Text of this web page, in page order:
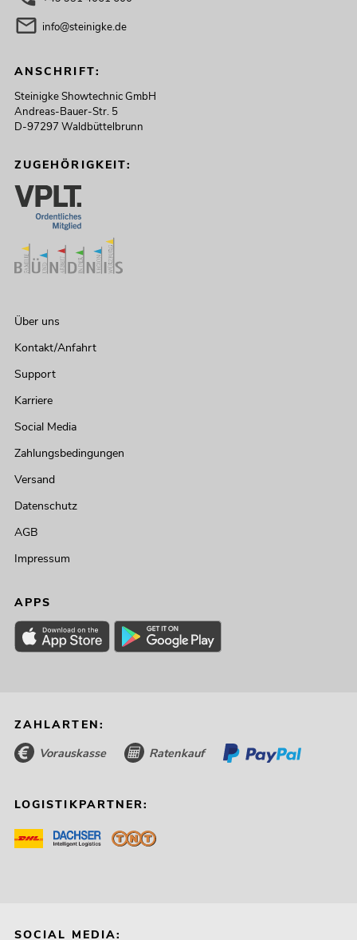
info@steinigke.de
ANSCHRIFT:
Steinigke Showtechnic GmbH
Andreas-Bauer-Str. 5
D-97297 Waldbüttelbrunn
ZUGEHÖRIGKEIT:
Über uns
Kontakt/Anfahrt
Support
Karriere
Social Media
Zahlungsbedingungen
Versand
Datenschutz
AGB
Impressum
APPS
ZAHLARTEN:
Vorauskasse Ratenkauf
LOGISTIKPARTNER:
SOCIAL MEDIA: